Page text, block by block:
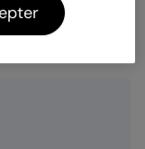
1 carte